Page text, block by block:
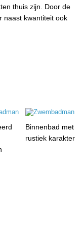
thuis zijn. Door de
naast kwantiteit ook
Binnenbad met
rustiek karakter